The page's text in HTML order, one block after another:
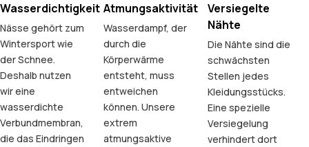
Wasserdichtigkeit
Nässe gehört zum
Wintersport wie
der Schnee.
Deshalb nutzen
wir eine
wasserdichte
Verbundmembran,
die das Eindringen
Atmungsaktivität
Wasserdampf, der
durch die
Körperwärme
entsteht, muss
entweichen
können. Unsere
extrem
atmungsaktive
Versiegelte
Nähte
Die Nähte sind die
schwächsten
Stellen jedes
Kleidungsstücks.
Eine spezielle
Versiegelung
verhindert dort